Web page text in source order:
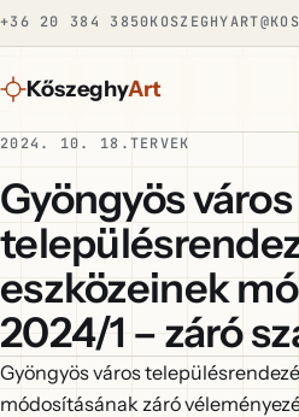
+36 20 384 3850
KőszeghyArt
2024. 10. 18.TERVEK
Gyöngyös város
eszközeinek
2024/1 – záró
Gyöngyös város
módosításának záró